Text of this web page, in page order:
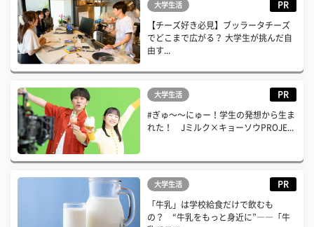
大学生活 PR
【チーズ好き必見】ブッラータチーズ
でどこまで広がる？ 大学生が挑んだ自
由す...
大学生活 PR
#ぎゅ〜〜にゅー！学生の発想から生ま
れた！ Jミルク×キョーソウPROJE...
大学生活 PR
「牛乳」は学校給食だけで飲むも
の？ “牛乳をもっと身近に”――「牛